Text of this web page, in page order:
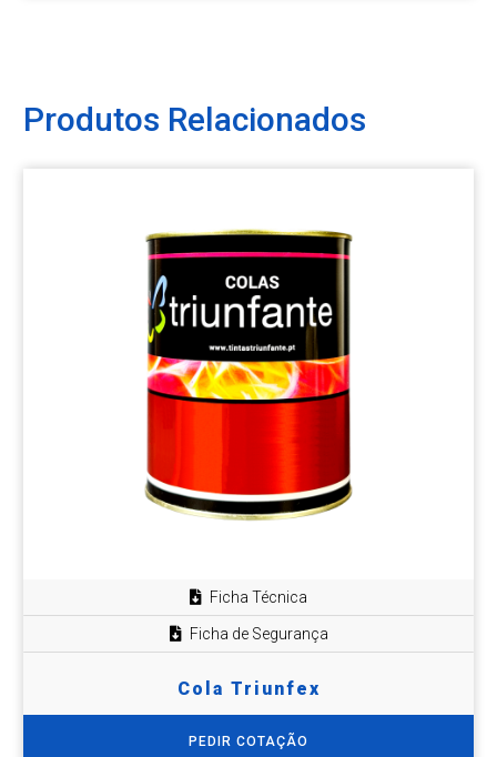
Produtos Relacionados
Ficha Técnica
Ficha de Segurança
Cola Triunfex
PEDIR COTAÇÃO